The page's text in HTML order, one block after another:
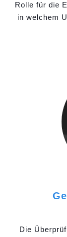
Rolle für die
in welchem
Die